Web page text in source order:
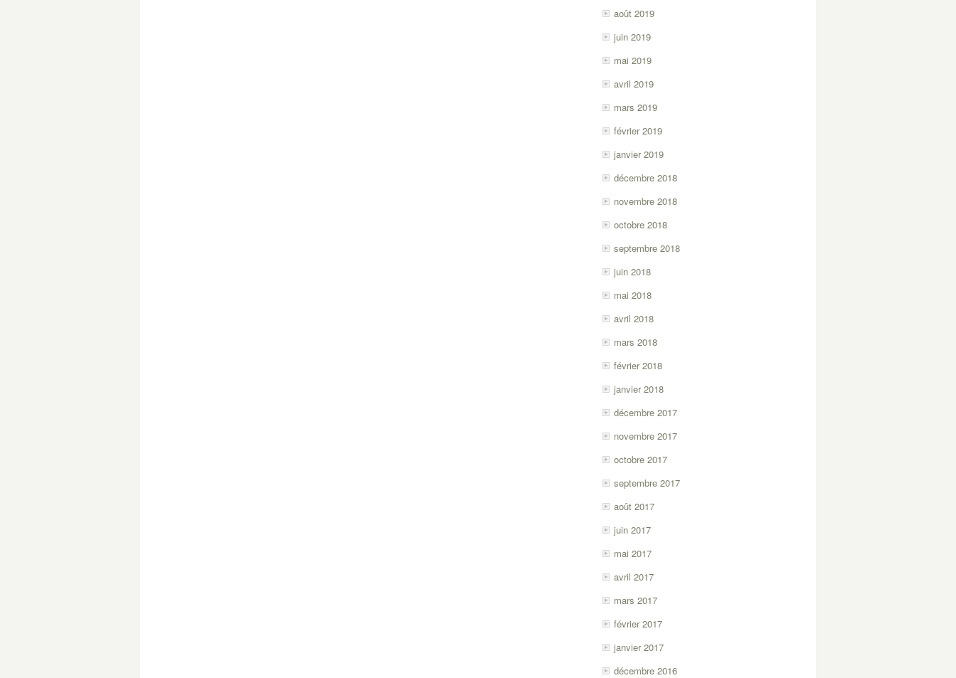
août 2019
juin 2019
mai 2019
avril 2019
mars 2019
février 2019
janvier 2019
décembre 2018
novembre 2018
octobre 2018
septembre 2018
juin 2018
mai 2018
avril 2018
mars 2018
février 2018
janvier 2018
décembre 2017
novembre 2017
octobre 2017
septembre 2017
août 2017
juin 2017
mai 2017
avril 2017
mars 2017
février 2017
janvier 2017
décembre 2016